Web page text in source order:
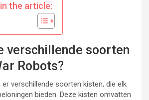
the article:
verschillende soorten
Robots?
er verschillende soorten kisten, die elk
bieden. Deze kisten omvatten